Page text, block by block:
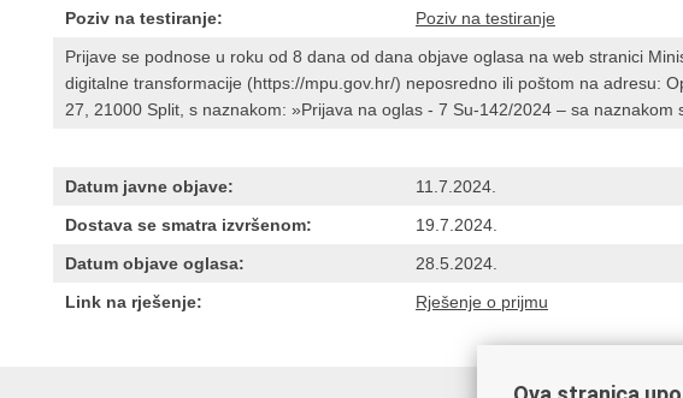
Poziv na testiranje:
Poziv na testiranje
Prijave se podnose u roku od 8 dana od dana objave oglasa na web stranici
digitalne transformacije (https://mpu.gov.hr/) neposredno ili poštom na adresu:
27, 21000 Split, s naznakom: »Prijava na oglas - 7 Su-142/2024 – sa naznakom
Datum javne objave:
11.7.2024.
Dostava se smatra izvršenom:
19.7.2024.
Datum objave oglasa:
28.5.2024.
Link na rješenje:
Rješenje o prijmu